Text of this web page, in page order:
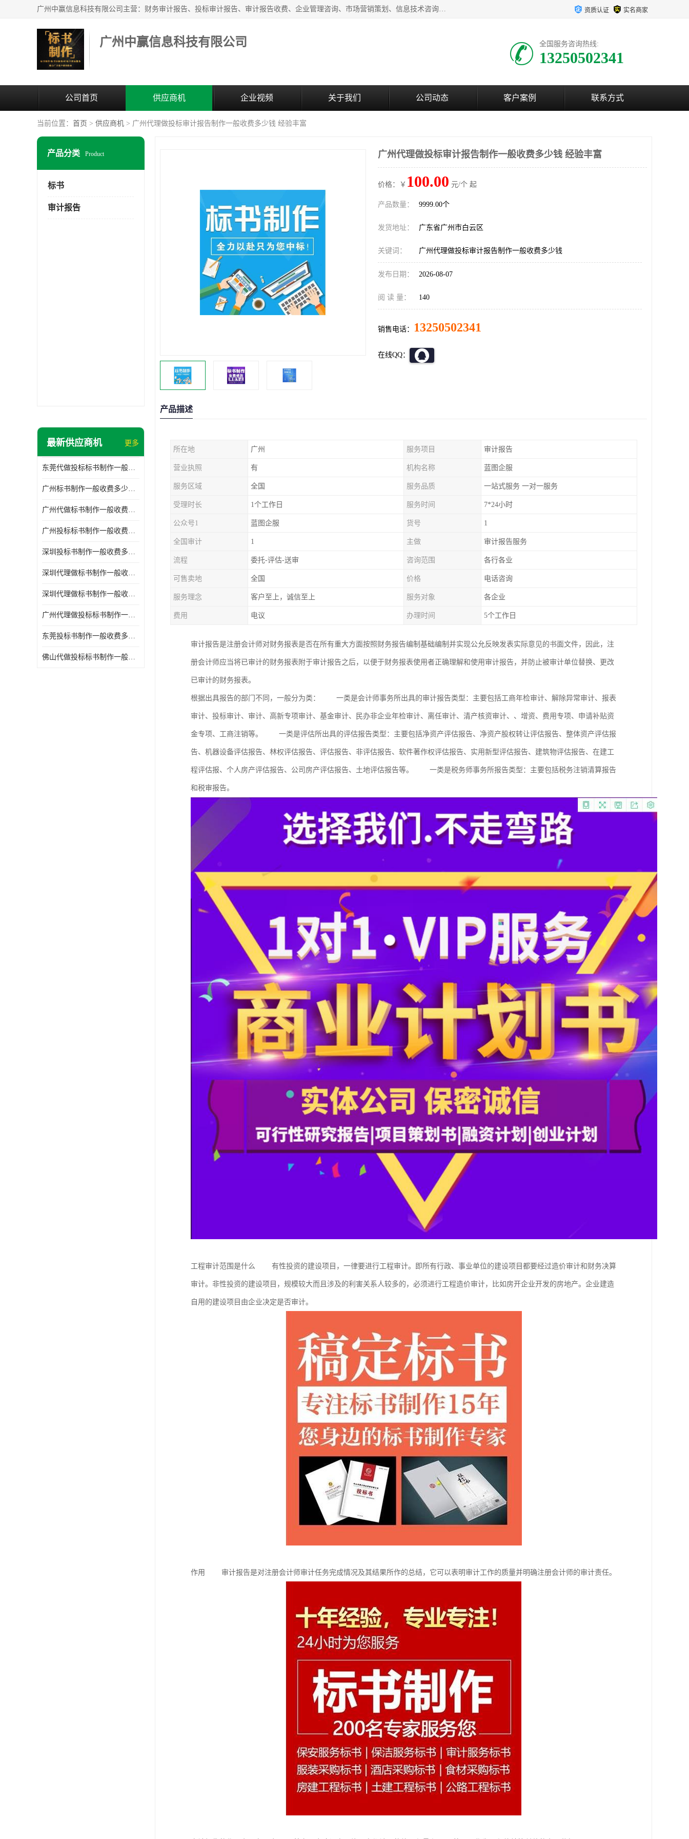
广州中赢信息科技有限公司主营：财务审计报告、投标审计报告、审计报告收费、企业管理咨询、市场营销策划、信息技术咨询服务、广告制作、会议及展览服务、软件开发 资质认证 实名商家
广州中赢信息科技有限公司 全国服务咨询热线:
13250502341
公司首页 供应商机 企业视频 关于我们 公司动态 客户案例 联系方式
当前位置： 首页 > 供应商机 > 广州代理做投标审计报告制作一般收费多少钱 经验丰富
产品分类 Product
标书
审计报告
最新供应商机 更多
东莞代做投标标书制作一般收费多少钱 服务好
广州标书制作一般收费多少钱 周期快
广州代做标书制作一般收费多少钱 经验丰富
广州投标标书制作一般收费多少钱 一对一服务
深圳投标书制作一般收费多少钱 代写各类工程
深圳代理做标书制作一般收费多少钱 满足客户需求
深圳代理做标书制作一般收费多少钱 诚信合作
广州代理做投标标书制作一般收费多少钱 满足客户需求
东莞投标书制作一般收费多少钱 服务好
佛山代做投标标书制作一般收费多少钱 经验丰富
广州代理做投标审计报告制作一般收费多少钱 经验丰富
价格：￥ 100.00 元/个 起
产品数量： 9999.00个
发货地址： 广东省广州市白云区
关键词： 广州代理做投标审计报告制作一般收费多少钱
发布日期： 2026-08-07
阅 读 量： 140
销售电话： 13250502341
在线QQ：
产品描述
所在地 广州 服务项目 审计报告
营业执照 有 机构名称 蓝图企服
服务区域 全国 服务品质 一站式服务 一对一服务
受理时长 1个工作日 服务时间 7*24小时
公众号1 蓝图企服 货号 1
全国审计 1 主做 审计报告服务
流程 委托-评估-送审 咨询范围 各行各业
可售卖地 全国 价格 电话咨询
服务理念 客户至上，诚信至上 服务对象 各企业
费用 电议 办理时间 5个工作日
审计报告是注册会计师对财务报表是否在所有重大方面按照财务报告编制基础编制并实现公允反映发表实际意见的书面文件，因此，注
册会计师应当将已审计的财务报表附于审计报告之后，以便于财务报表使用者正确理解和使用审计报告，并防止被审计单位替换、更改
已审计的财务报表。
根据出具报告的部门不同，一般分为类： 一类是会计师事务所出具的审计报告类型：主要包括工商年检审计、解除异常审计、报表
审计、投标审计、审计、高新专项审计、基金审计、民办非企业年检审计、离任审计、清产核资审计、、增资、费用专项、申请补贴资
金专项、工商注销等。 一类是评估所出具的评估报告类型：主要包括净资产评估报告、净资产股权转让评估报告、整体资产评估报
告、机器设备评估报告、林权评估报告、评估报告、非评估报告、软件著作权评估报告、实用新型评估报告、建筑物评估报告、在建工
程评估报、个人房产评估报告、公司房产评估报告、土地评估报告等。 一类是税务师事务所报告类型：主要包括税务注销清算报告
和税审报告。
工程审计范围是什么 有性投资的建设项目，一律要进行工程审计。即所有行政、事业单位的建设项目都要经过造价审计和财务决算
审计。非性投资的建设项目，规模较大而且涉及的利害关系人较多的，必须进行工程造价审计，比如房开企业开发的房地产。企业建造
自用的建设项目由企业决定是否审计。
作用 审计报告是对注册会计师审计任务完成情况及其结果所作的总结，它可以表明审计工作的质量并明确注册会计师的审计责任。